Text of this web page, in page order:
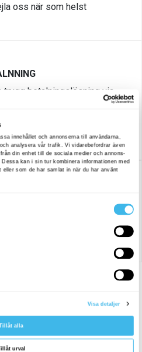
oss när som helst
trygg betalningslösning via
kontakta vår kundsupport..
och har support här i Sverige.
VÅRA